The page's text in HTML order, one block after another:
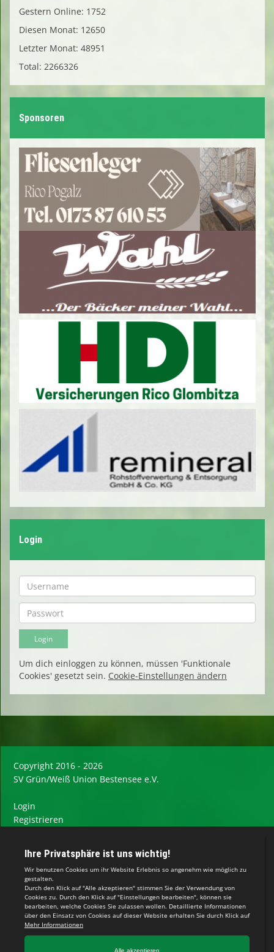
Gestern Online: 1752
Diesen Monat: 12650
Letzter Monat: 48951
Total: 2266326
Sponsoren
Login
Um dich einloggen zu können, müssen 'Funktionale
Cookies' gesetzt sein. Cookie-Einstellungen ändern
Copyright 2016 - 2026
SV Grün/Weiß Union Bestensee e.V.
Login
Registrieren
Datenschutzerklärung
Teamsports 2
Dein Sportverein online